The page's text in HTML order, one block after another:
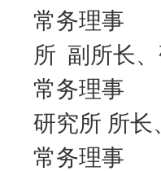
常务理事
所 副所长
常务理事
研究所 所长
常务理事